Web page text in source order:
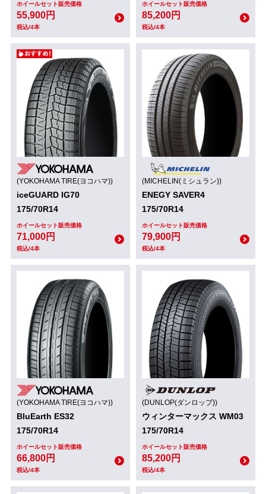
ホイールセット販売価格
55,900円
税込/4本
ホイールセット販売価格
85,200円
税込/4本
(YOKOHAMA TIRE(ヨコハマ))
iceGUARD IG70
175/70R14
ホイールセット販売価格
71,000円
税込/4本
(MICHELIN(ミシュラン))
ENEGY SAVER4
175/70R14
ホイールセット販売価格
79,900円
税込/4本
(YOKOHAMA TIRE(ヨコハマ))
BluEarth ES32
175/70R14
ホイールセット販売価格
66,800円
税込/4本
(DUNLOP(ダンロップ))
ウィンターマックス WM03
175/70R14
ホイールセット販売価格
85,200円
税込/4本